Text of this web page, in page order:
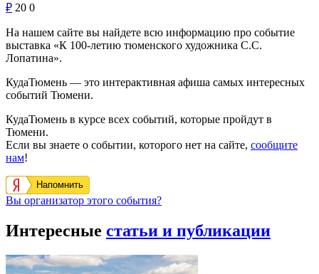
₽ 20 0
На нашем сайте вы найдете всю информацию про событие
выставка «К 100-летию тюменского художника С.С.
Лопатина».
КудаТюмень — это интерактивная афиша самых интересных
событий Тюмени.
КудаТюмень в курсе всех событий, которые пройдут в
Тюмени.
Если вы знаете о событии, которого нет на сайте, сообщите
нам!
Напомнить
Вы организатор этого события?
Интересные статьи и публикации